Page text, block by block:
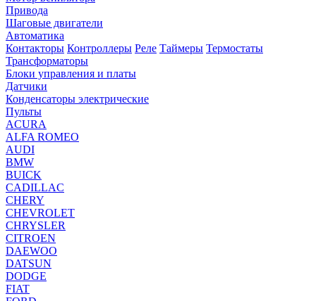
Привода
Шаговые двигатели
Автоматика
Контакторы Контроллеры Реле Таймеры Термостаты
Трансформаторы
Блоки управления и платы
Датчики
Конденсаторы электрические
Пульты
ACURA
ALFA ROMEO
AUDI
BMW
BUICK
CADILLAC
CHERY
CHEVROLET
CHRYSLER
CITROEN
DAEWOO
DATSUN
DODGE
FIAT